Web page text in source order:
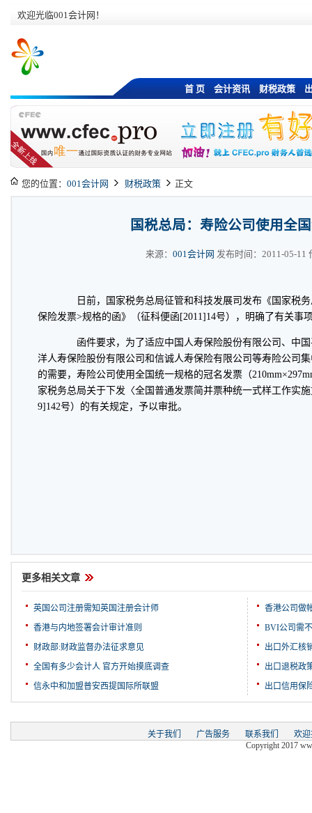
欢迎光临001会计网！
首 页 会计资讯 财税政策
您的位置： 001会计网 财税政策 正文
国税总局：寿险公司使用全
来源： 001会计网 发布时间：2011-05-11
日前，国家税务总局征管和科技发展司发布《国家税务
保险发票>规格的函》（征科便函[2011]14号），明确了有关事
函件要求，为了适应中国人寿保险股份有限公司、中国
洋人寿保险股份有限公司和信诚人寿保险有限公司等寿险公司
的需要，寿险公司使用全国统一规格的冠名发票（
家税务总局关于下发〈全国普通发票简并票种统一式样工作实
9]142号）的有关规定，予以审批。
更多相关文章
英国公司注册需知英国注册会计师
香港与内地签署会计审计准则
财政部:财政监督办法征求意见
全国有多少会计人 官方开始摸底调查
信永中和加盟普安西提国际所联盟
香港公司做
BVI公司需
出口外汇核
出口退税政
出口信用保
关于我们 广告服务 联系我们
欢
Copyright 2017